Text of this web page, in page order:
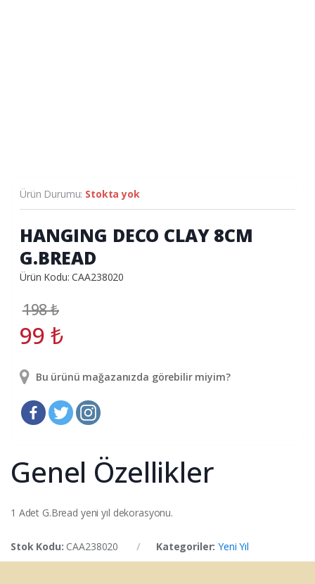
Ürün Durumu: Stokta yok
HANGING DECO CLAY 8CM
G.BREAD
Ürün Kodu: CAA238020
198₺
99 ₺
Bu ürünü mağazanızda görebilir miyim?
Genel Özellikler
1 Adet G.Bread yeni yıl dekorasyonu.
Stok Kodu: CAA238020 Kategoriler:Yeni Yıl